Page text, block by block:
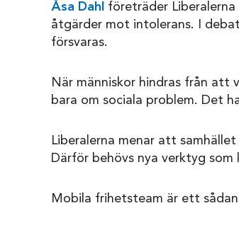
Åsa Dahl
företräder
åtgärder mot intolerans. I
försvaras.
När människor hindras från att
bara om sociala problem. Det
Liberalerna menar att
Därför behövs nya verktyg
Mobila frihetsteam är ett